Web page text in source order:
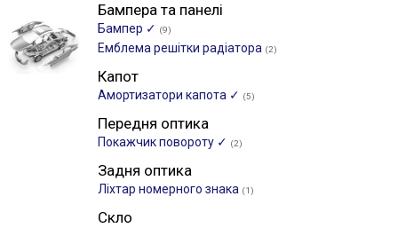
Бампера та панелі
Бампер ✓ (9)
Емблема решітки радіатора (2)
Капот
Амортизатори капота ✓ (5)
Передня оптика
Покажчик повороту ✓ (2)
Задня оптика
Ліхтар номерного знака (1)
Скло